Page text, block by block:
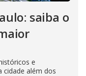
saiba o
e
cidade além dos